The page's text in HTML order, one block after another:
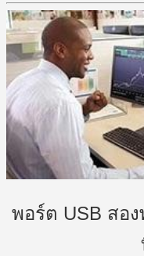
พอร์ต USB สอ